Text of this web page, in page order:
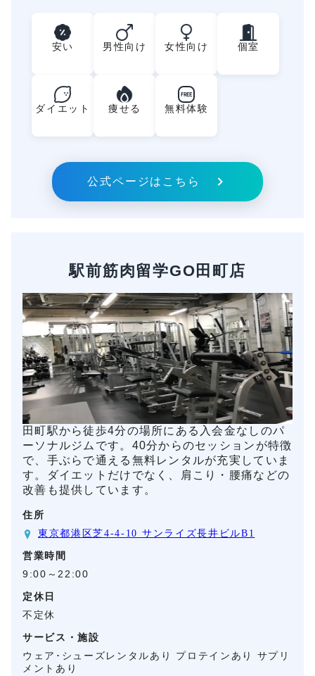
安い 男性向け 女性向け 個室
ダイエット 痩せる
FREE
無料体験
公式ページはこちら
駅前筋肉留学GO田町店
田町駅から徒歩4分の場所にある入会金なしのパ
ーソナルジムです。40分からのセッションが特徴
で、手ぶらで通える無料レンタルが充実していま
す。ダイエットだけでなく、肩こり・腰痛などの
改善も提供しています。
住所
東京都港区芝4-4-10 サンライズ長井ビルB1
営業時間
9:00～22:00
定休日
不定休
サービス・施設
ウェア･シューズレンタルあり プロテインあり サプリ
メントあり